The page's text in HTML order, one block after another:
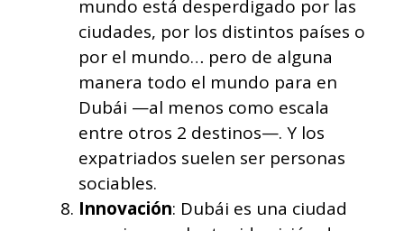
mundo está desperdigado por las
ciudades, por los distintos países o
por el mundo… pero de alguna
manera todo el mundo para en
Dubái —al menos como escala
entre otros 2 destinos—. Y los
expatriados suelen ser personas
sociables.
Innovación: Dubái es una ciudad